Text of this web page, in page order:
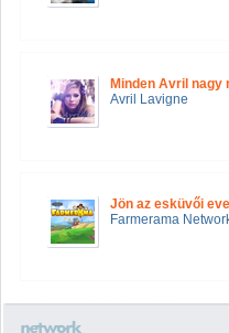
Minden Avril nagy
Avril Lavigne
Jön az esküvői
Farmerama